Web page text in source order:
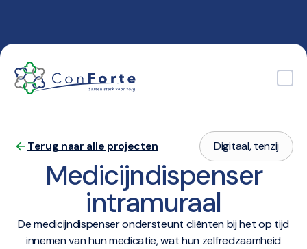
ConForte.nl
Terug naar alle projecten Digitaal, tenzij
Medicijndispenser
intramuraal
De medicijndispenser ondersteunt cliënten bij het op tijd
innemen van hun medicatie, wat hun zelfredzaamheid